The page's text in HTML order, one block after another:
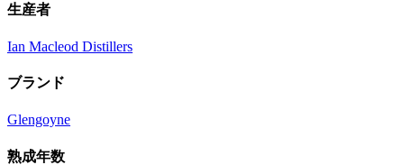
生産者
Ian Macleod Distillers
ブランド
Glengoyne
熟成年数